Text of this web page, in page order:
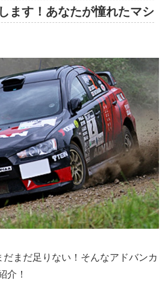
ます！あなたが憧れたマシ
まだ足りない！そんなアドバンカ
介！